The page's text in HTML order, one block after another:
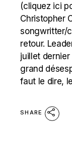
(cliquez ici
Christopher
songwritter/
retour.
juillet dernier
grand
faut le dire, le
SHARE